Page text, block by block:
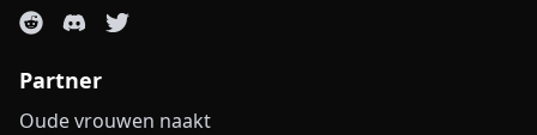
Partner
Oude vrouwen naakt